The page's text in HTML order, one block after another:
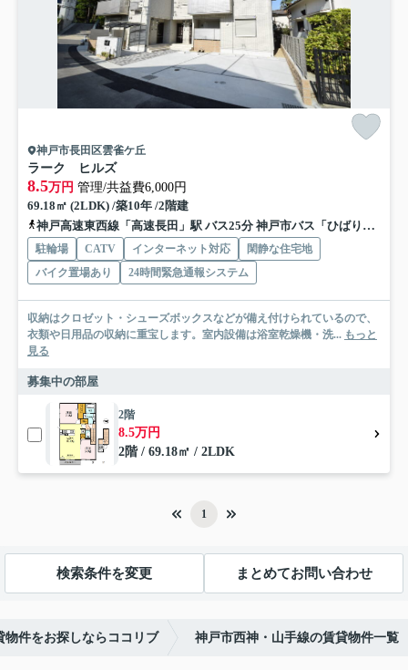
神戸市長田区雲雀ケ丘
ラーク ヒルズ
8.5万円 管理/共益費6,000円
69.18㎡ (2LDK) /築10年 /2階建
神戸高速東西線「高速長田」駅 バス25分 神戸市バス「ひばりが丘（神戸市長田区）」 停歩7分
駐輪場 CATV インターネット対応
閑静な住宅地
バイク置場あり
24時間緊急通報システム
収納はクロゼット・シューズボックスなどが備え付けられているので、
衣類や日用品の収納に重宝します。室内設備は浴室乾燥機・洗... もっと
見る
募集中の部屋
2階
8.5万円
2階 / 69.18㎡ / 2LDK
1
検索条件を変更 まとめてお問い合わせ
物件をお探しならココリブ 神戸市西神・山手線の賃貸物件一覧